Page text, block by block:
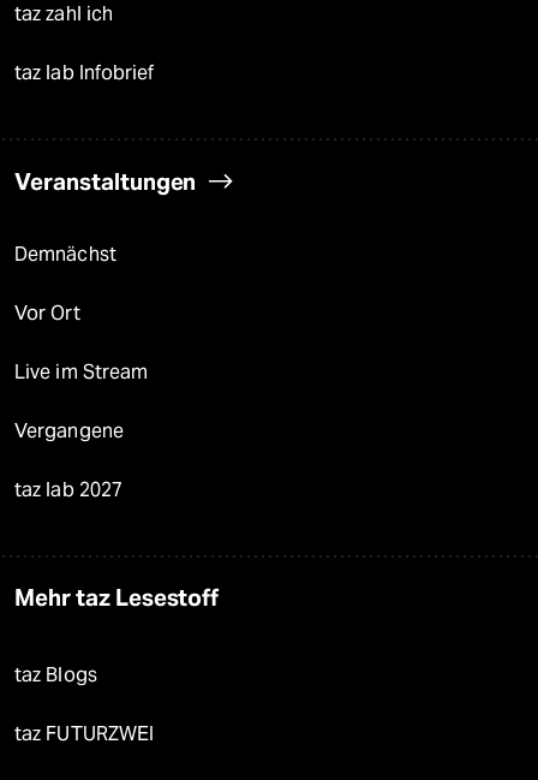
taz zahl ich
taz lab Infobrief
Veranstaltungen
Demnächst
Vor Ort
Live im Stream
Vergangene
taz lab 2027
Mehr taz Lesestoff
taz Blogs
taz FUTURZWEI